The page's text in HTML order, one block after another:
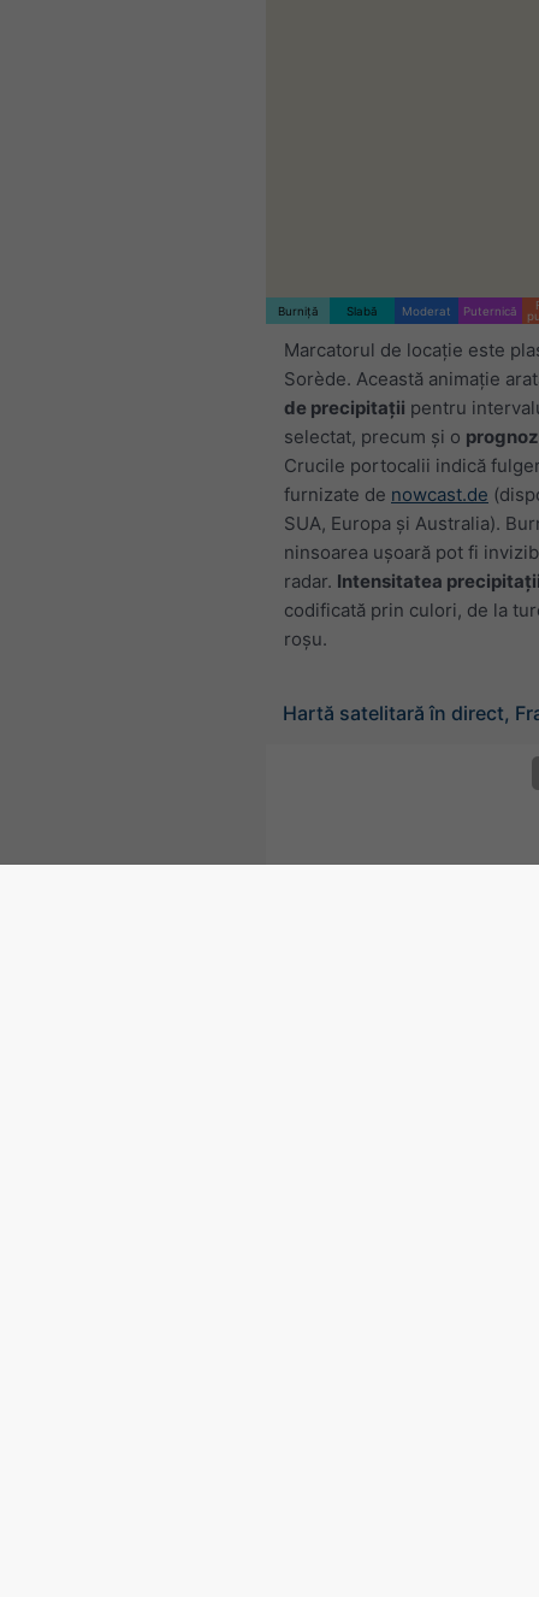
Burniță Slabă Moderat Puternică
Marcatorul de locație este
Sorède. Această animație
de precipitații pentru
selectat, precum și o
Crucile portocalii indică
furnizate de nowcast.de
SUA, Europa și Australia).
ninsoarea ușoară pot fi
radar. Intensitatea
codificată prin culori, de la
roșu.
Hartă satelitară în direct,